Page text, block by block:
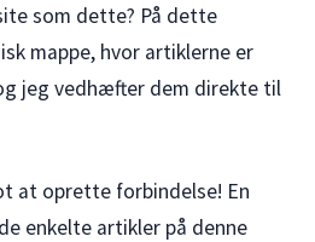
som dette? På dette
mappe, hvor artiklerne er
jeg vedhæfter dem direkte til
at oprette forbindelse! En
enkelte artikler på denne